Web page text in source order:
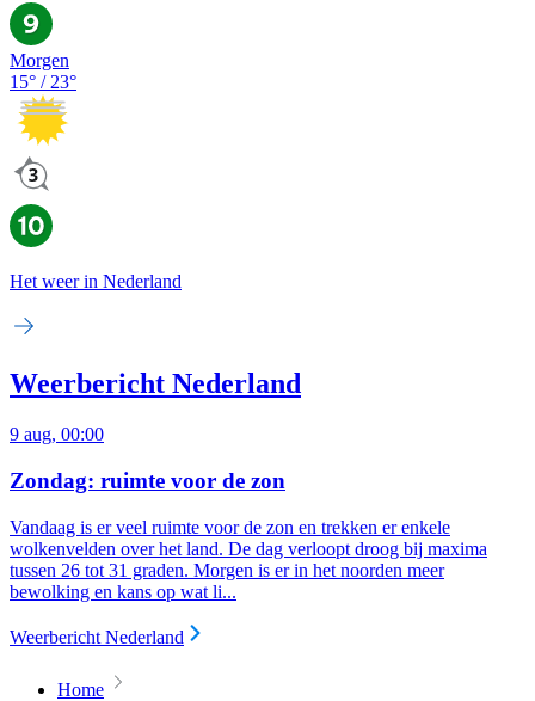
Morgen
15° / 23°
Het weer in Nederland
Weerbericht Nederland
9 aug, 00:00
Zondag: ruimte voor de zon
Vandaag is er veel ruimte voor de zon en trekken er enkele
wolkenvelden over het land. De dag verloopt droog bij maxima
tussen 26 tot 31 graden. Morgen is er in het noorden meer
bewolking en kans op wat li...
Weerbericht Nederland
Home